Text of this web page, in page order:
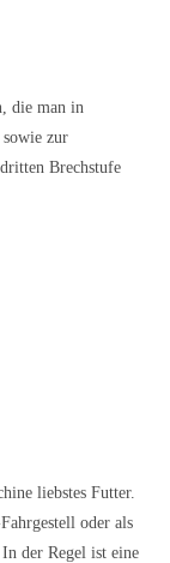
die man in
zur
Brechstufe
liebstes Futter.
oder als
der Regel ist eine